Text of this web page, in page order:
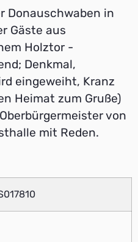
Donauschwaben in
Gäste aus
Holztor -
Denkmal,
eingeweiht, Kranz
Heimat zum Gruße)
von
mit Reden.